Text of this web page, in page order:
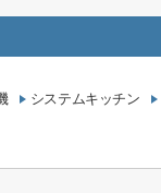
システムキッチン